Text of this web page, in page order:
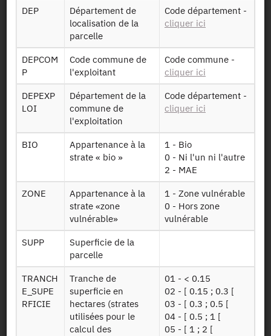
Exploit
Table des
données sur
l'exploitation
Fummin
pkgc2011
prairies
Table des
données sur la
fumure minérale
Fumorg
prairies
Table des
données sur la
fumure
organique
pkgc2011
données sur les
interventions
mécaniques
prairies
Table des
données
concernant
directement la
parcelle
DEP
Département de
localisation de la
parcelle
Code département -
cliquer ici
DEPCOM
P
Code commune de
l'exploitant
Code commune -
cliquer ici
DEPEXP
LOI
Département de la
commune de
l'exploitation
Code département -
cliquer ici
BIO
Appartenance à la
strate « bio »
1 - Bio
0 - Ni l'un ni l'autre
2 - MAE
ZONE
Appartenance à la
strate «zone
vulnérable»
1 - Zone vulnérable
0 - Hors zone
vulnérable
SUPP
Superficie de la
parcelle
TRANCH
E_SUPE
RFICIE
Tranche de
superficie en
hectares (strates
utilisées pour le
calcul des
01 - < 0.15
02 - [ 0.15 ; 0.3 [
03 - [ 0.3 ; 0.5 [
04 - [ 0.5 ; 1 [
05 - [ 1 ; 2 [
Persistent Identifier